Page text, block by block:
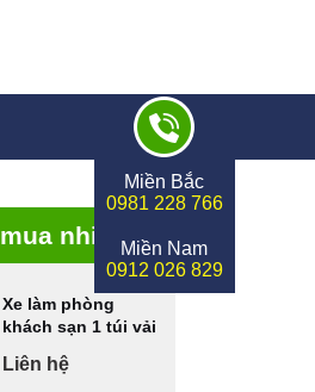
Miền Bắc
0981 228 766
Miền Nam
0912 026 829
nhiều
Xe làm phòng
khách sạn 1 túi vải
Liên hệ